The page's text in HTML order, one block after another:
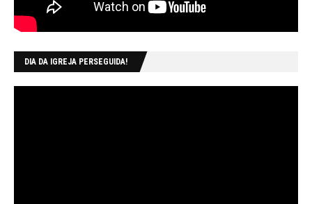
DIA DA IGREJA PERSEGUIDA!